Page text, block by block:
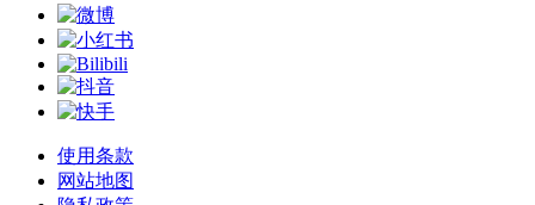
使用条款
网站地图